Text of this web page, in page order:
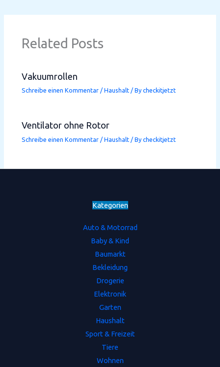
Related Posts
Vakuumrollen
Schreibe einen Kommentar /Haushalt / Bycheckitjetzt
Ventilator ohne Rotor
Schreibe einen Kommentar /Haushalt / Bycheckitjetzt
Kategorien
Auto & Motorrad
Baby & Kind
Baumarkt
Bekleidung
Drogerie
Elektronik
Garten
Haushalt
Sport & Freizeit
Tiere
Wohnen